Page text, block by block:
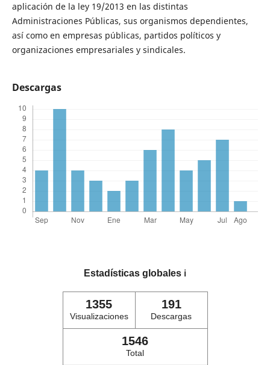
aplicación de la ley 19/2013 en las distintas
Administraciones Públicas, sus organismos dependientes,
así como en empresas públicas, partidos políticos y
organizaciones empresariales y sindicales.
Descargas
Estadísticas globales ℹ️
1355
Visualizaciones
191
Descargas
1546
Total